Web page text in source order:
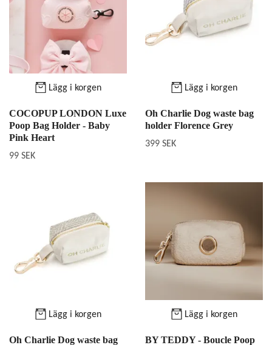
Lägg i korgen
COCOPUP LONDON Luxe
Poop Bag Holder - Baby
Pink Heart
99 SEK
Lägg i korgen
Oh Charlie Dog waste bag
holder Florence Grey
399 SEK
Lägg i korgen
Oh Charlie Dog waste bag
Lägg i korgen
BY TEDDY - Boucle Poop